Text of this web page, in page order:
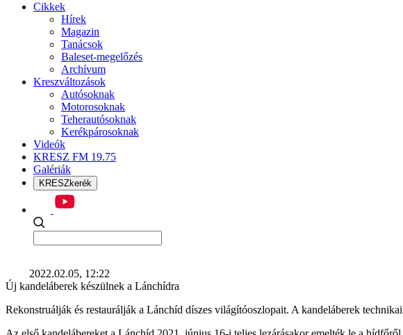
Cikkek
Hírek
Magazin
Tanácsok
Baleset-megelőzés
Archívum
Kreszváltozások
Autósoknak
Motorosoknak
Teherautósoknak
Kerékpárosoknak
Videók
KRESZ FM 19.75
Galériák
KRESZkerék
2022.02.05, 12:22
Új kandeláberek készülnek a Lánchídra
Rekonstruálják és restaurálják a Lánchíd díszes világítóoszlopait. A kandeláberek